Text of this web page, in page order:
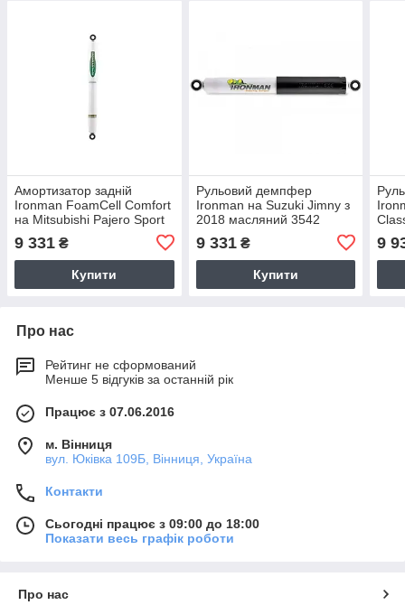
Амортизатор задній
Ironman FoamCell Comfort
на Mitsubishi Pajero Sport
9 331 ₴
Купити
Рульовий демпфер
Ironman на Suzuki Jimny з
2018 масляний 3542
9 331₴
Купити
9
Про нас
Рейтинг не сформований
Менше 5 відгуків за останній рік
Працює з 07.06.2016
м. Вінниця
вул. Юківка 109Б, Вінниця, Україна
Контакти
Сьогодні працює з 09:00 до 18:00
Показати весь графік роботи
Про нас